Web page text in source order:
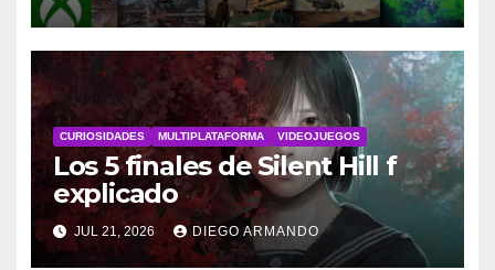
CURIOSIDADES MULTIPLATAFORMA VIDEOJUEGOS
Los 5 finales de Silent Hill f
explicado
JUL 21, 2026 DIEGO ARMANDO